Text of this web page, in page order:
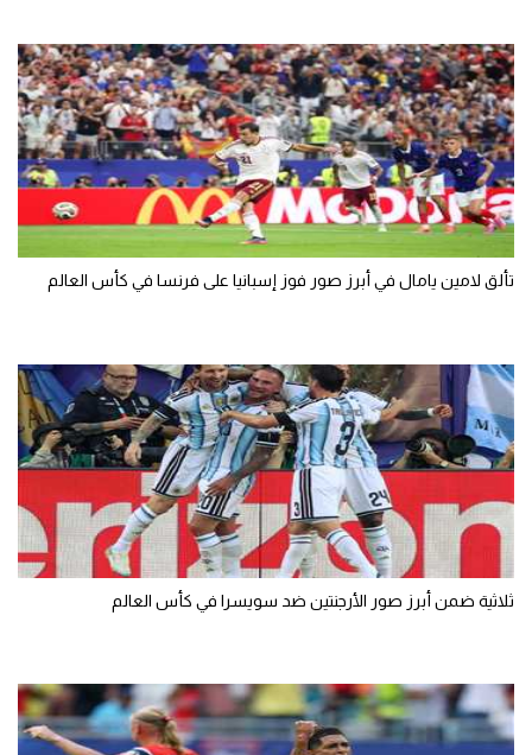
تألق لامين يامال في أبرز صور فوز إسبانيا على فرنسا في كأس العالم
ثلاثية ضمن أبرز صور الأرجنتين ضد سويسرا في كأس العالم